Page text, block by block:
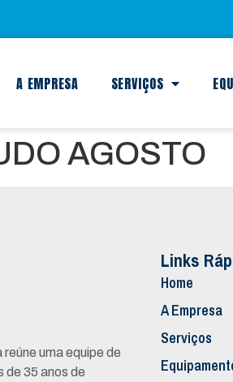
A EMPRESA SERVIÇOS
AGOSTO
uma equipe de
35 anos de
Links
Home
A Empresa
Serviços